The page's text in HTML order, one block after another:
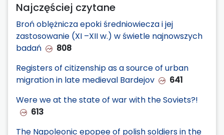
Najczęściej czytane
Broń oblężnicza epoki średniowiecza i jej
zastosowanie (XI –XII w.) w świetle najnowszych
badań
808
Registers of citizenship as a source of urban
migration in late medieval Bardejov
641
Were we at the state of war with the Soviets?!
613
The Napoleonic epopee of polish soldiers in the